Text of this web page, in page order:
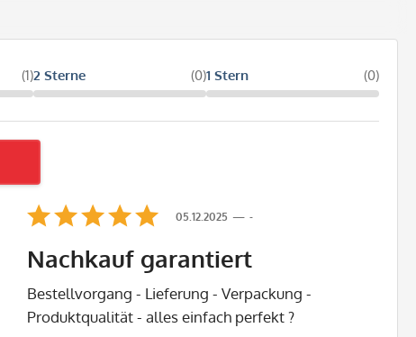
(1)2 Sterne (0)1 Stern (0)
-
05.12.2025
Nachkauf garantiert
Bestellvorgang - Lieferung - Verpackung -
Produktqualität - alles einfach perfekt ?